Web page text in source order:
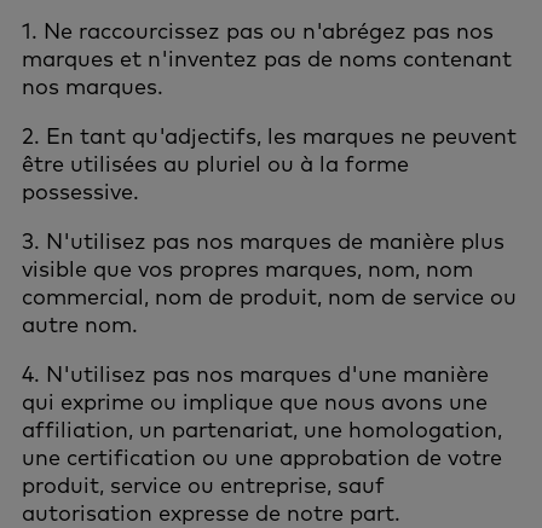
1. Ne raccourcissez pas ou n'abrégez pas nos
marques et n'inventez pas de noms contenant
nos marques.
2. En tant qu'adjectifs, les marques ne peuvent
être utilisées au pluriel ou à la forme
possessive.
3. N'utilisez pas nos marques de manière plus
visible que vos propres marques, nom, nom
commercial, nom de produit, nom de service ou
autre nom.
4. N'utilisez pas nos marques d'une manière
qui exprime ou implique que nous avons une
affiliation, un partenariat, une homologation,
une certification ou une approbation de votre
produit, service ou entreprise, sauf
autorisation expresse de notre part.